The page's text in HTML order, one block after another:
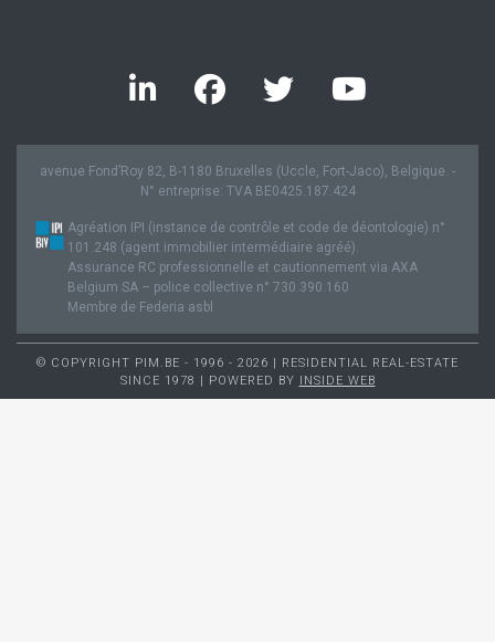
avenue Fond’Roy 82, B-1180 Bruxelles (Uccle, Fort-Jaco), Belgique. -
N° entreprise: TVA BE0425.187.424
Agréation IPI (instance de contrôle et code de déontologie) n°
101.248 (agent immobilier intermédiaire agréé).
Assurance RC professionnelle et cautionnement via AXA
Belgium SA – police collective n° 730.390.160
Membre de Federia asbl
© COPYRIGHT PIM.BE - 1996 - 2026 | RESIDENTIAL REAL-ESTATE
SINCE 1978 | POWERED BY
INSIDE WEB